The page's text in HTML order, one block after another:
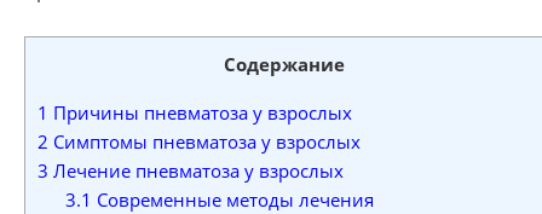
Содержание
1 Причины пневматоза у взрослых
2 Симптомы пневматоза у взрослых
3 Лечение пневматоза у взрослых
3.1 Современные методы лечения